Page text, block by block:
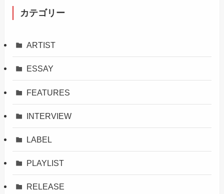
カテゴリー
ARTIST
ESSAY
FEATURES
INTERVIEW
LABEL
PLAYLIST
RELEASE